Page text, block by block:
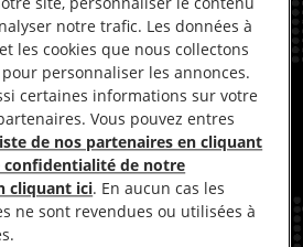
notre trafic. Les données à
les cookies que nous collectons
personnaliser les annonces.
certaines informations sur votre
Vous pouvez entres
de nos partenaires en cliquant
confidentialité de notre
cliquant ici. En aucun cas les
ne sont revendues ou utilisées à